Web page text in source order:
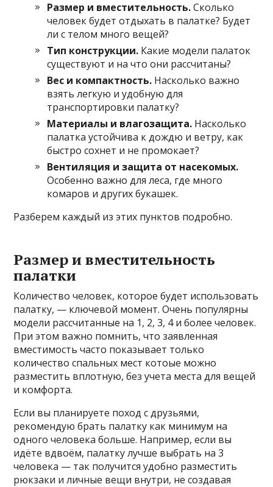
Размер и вместительность.Сколько
человек будет отдыхать в палатке? Будет
ли с телом много вещей?
Тип конструкции. Какие модели палаток
существуют и на что они рассчитаны?
Вес и компактность. Насколько важно
взять легкую и удобную для
транспортировки палатку?
Материалы и влагозащита. Насколько
палатка устойчива к дождю и ветру, как
быстро сохнет и не промокает?
Вентиляция и защита от насекомых.
Особенно важно для леса, где много
комаров и других букашек.
Разберем каждый из этих пунктов подробно.
Размер и вместительность
палатки
Количество человек, которое будет использовать
палатку, — ключевой момент. Очень популярны
модели рассчитанные на 1, 2, 3, 4 и более человек.
При этом важно помнить, что заявленная
вместимость часто показывает только
количество спальных мест котоые можно
разместить вплотную, без учета места для вещей
и комфорта.
Если вы планируете поход с друзьями,
рекомендую брать палатку как минимум на
одного человека больше. Например, если вы
идёте вдвоём, палатку лучше выбрать на 3
человека — так получится удобно разместить
рюкзаки и личные вещи внутри, не создавая